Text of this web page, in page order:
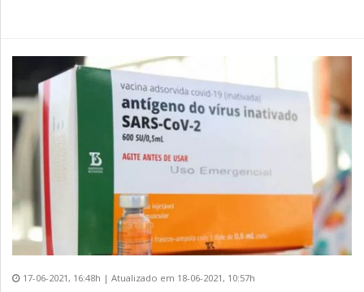
17-06-2021, 16:48h | Atualizado em 18-06-2021, 10:57h